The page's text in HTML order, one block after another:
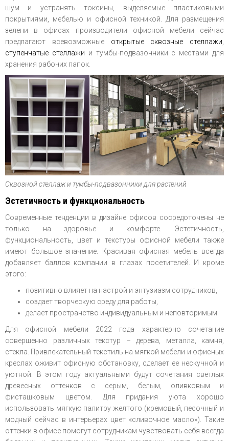
шум и устранять токсины, выделяемые пластиковыми
покрытиями, мебелью и офисной техникой. Для размещения
зелени в офисах производители офисной мебели сейчас
предлагают всевозможные открытые сквозные стеллажи
ступенчатые стеллажи и тумбы-подвазонники с местами для
хранения рабочих папок.
Сквозной стеллаж и тумбы-подвазонники для растений
Эстетичность и функциональность
Современные тенденции в дизайне офисов сосредоточены не
только на здоровье и комфорте. Эстетичность,
функциональность, цвет и текстуры офисной мебели также
имеют большое значение. Красивая офисная мебель всегда
добавляет баллов компании в глазах посетителей. И кроме
этого:
позитивно влияет на настрой и энтузиазм сотрудников,
создает творческую среду для работы,
делает пространство индивидуальным и неповторимым.
Для офисной мебели 2022 года характерно сочетание
совершенно различных текстур – дерева, металла, камня,
стекла. Привлекательный текстиль на мягкой мебели и офисных
креслах оживит офисную обстановку, сделает ее нескучной и
уютной. В этом году актуальными будут сочетания светлых
древесных оттенков с серым, белым, оливковым и
фисташковым цветом. Для придания уюта хорошо
использовать мягкую палитру желтого (кремовый, песочный и
модный сейчас в интерьерах цвет «сливочное масло»). Такие
оттенки в офисе помогут сотрудникам чувствовать себя всегда